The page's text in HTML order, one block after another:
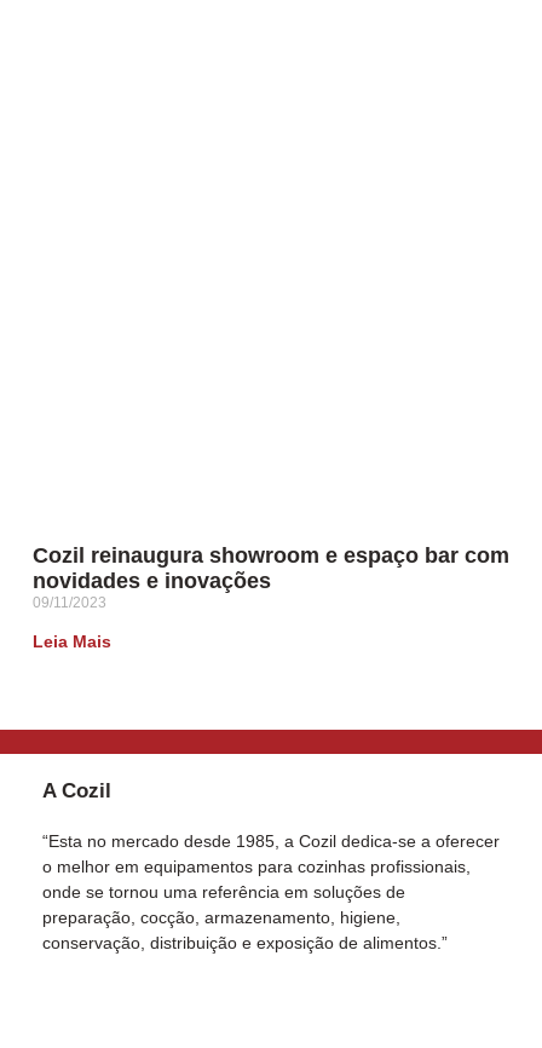
Cozil reinaugura showroom e espaço bar com
novidades e inovações
09/11/2023
Leia Mais
A Cozil
“Esta no mercado desde 1985, a Cozil dedica-se a oferecer
o melhor em equipamentos para cozinhas profissionais,
onde se tornou uma referência em soluções de
preparação, cocção, armazenamento, higiene,
conservação, distribuição e exposição de alimentos.”